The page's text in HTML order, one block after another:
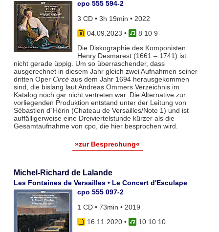
cpo 555 594-2
3 CD • 3h 19min • 2022
04.09.2023 •
8 10 9
Die Diskographie des Komponisten
Henry Desmarest (1661 – 1741) ist
nicht gerade üppig. Um so überraschender, dass
ausgerechnet in diesem Jahr gleich zwei Aufnahmen seiner
dritten Oper Circéaus dem Jahr 1694 herausgekommen
sind, die bislang laut Andreas Ommers Verzeichnis im
Katalog noch gar nicht vertreten war. Die Alternative zur
vorliegenden Produktion entstand unter der Leitung von
Sébastien d´Hérin (Chateau de Versailles/Note 1) und ist
auffälligerweise eine Dreiviertelstunde kürzer als die
Gesamtaufnahme von cpo, die hier besprochen wird.
»zur Besprechung«
Michel-Richard de Lalande
Les Fontaines de Versailles • Le Concert d'Esculape
cpo 555 097-2
1 CD • 73min • 2019
16.11.2020•
10 10 10